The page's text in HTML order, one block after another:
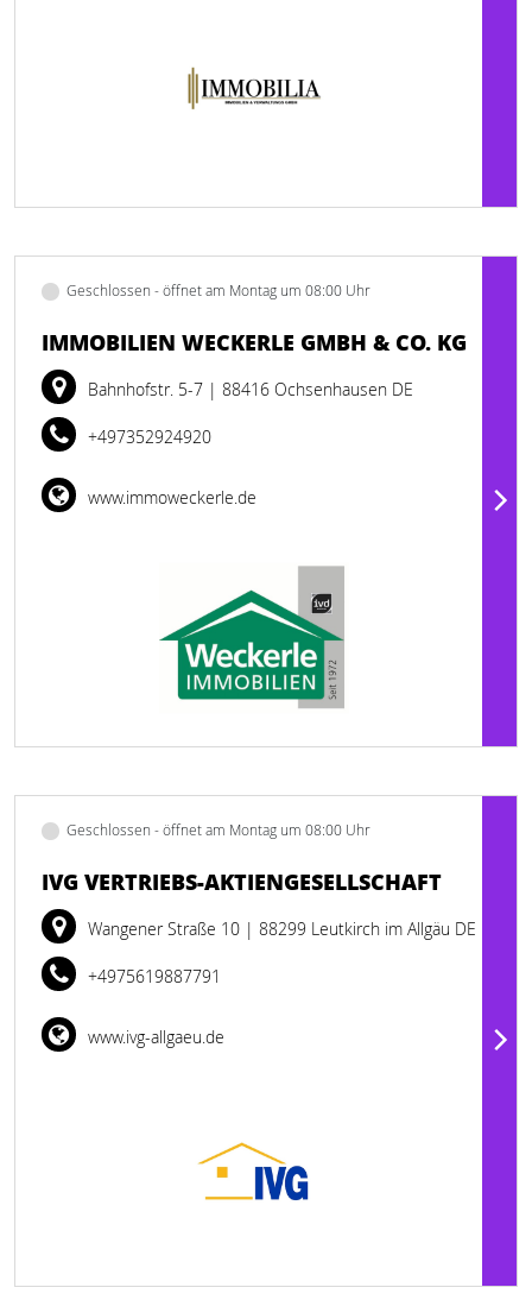
Geschlossen - öffnet am Montag um 08:00 Uhr
IMMOBILIEN WECKERLE GMBH & CO. KG
Bahnhofstr. 5-7 | 88416 Ochsenhausen DE
+497352924920
www.immoweckerle.de
Geschlossen - öffnet am Montag um 08:00 Uhr
IVG VERTRIEBS-AKTIENGESELLSCHAFT
Wangener Straße 10 | 88299 Leutkirch im Allgäu DE
+4975619887791
www.ivg-allgaeu.de